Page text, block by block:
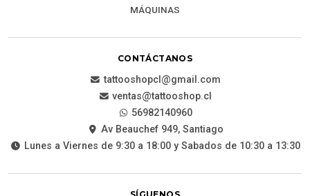
MÁQUINAS
CONTÁCTANOS
tattooshopcl@gmail.com
ventas@tattooshop.cl
56982140960
Av Beauchef 949, Santiago
Lunes a Viernes de 9:30 a 18:00 y Sabados de 10:30 a 13:30